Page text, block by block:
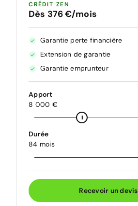
CRÉDIT ZEN
Dès 376 €/mois
Garantie perte financière
Extension de garantie
Garantie emprunteur
Apport
8 000 €
Durée
84 mois
Recevoir un devis